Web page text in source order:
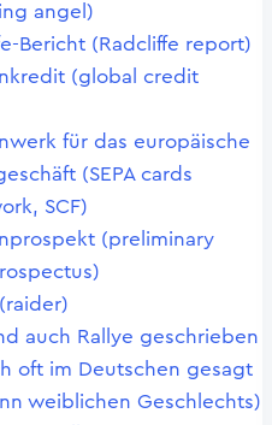
angel)
Bericht (Radcliffe report)
(global credit
für das europäische
(SEPA cards
SCF)
(preliminary
auch Rallye geschrieben
oft im Deutschen gesagt
weiblichen Geschlechts)